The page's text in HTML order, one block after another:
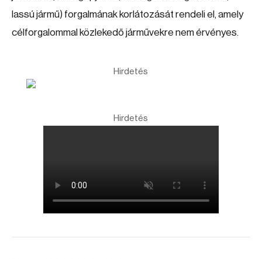
lassú jármű) forgalmának korlátozását rendeli el, amely
célforgalommal közlekedő járművekre nem érvényes.
Hirdetés
Hirdetés